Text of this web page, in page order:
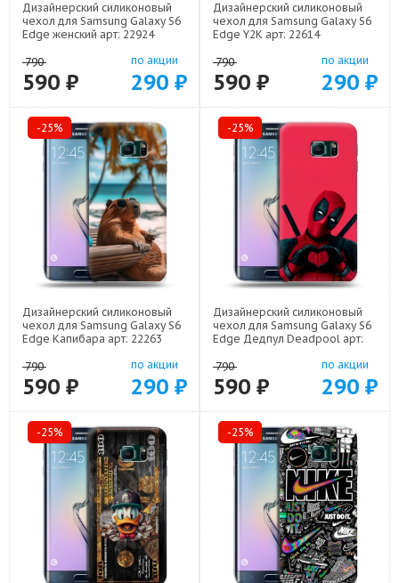
Дизайнерский силиконовый
чехол для Samsung Galaxy S6
Edge женский арт: 22924
790
590 ₽
по акции
290 ₽
Дизайнерский силиконовый
чехол для Samsung Galaxy S6
Edge Y2K арт: 22614
790
590 ₽
по акции
290 ₽
-25%
Дизайнерский силиконовый
чехол для Samsung Galaxy S6
Edge Капибара арт: 22263
790
590 ₽
по акции
290 ₽
-25%
Дизайнерский силиконовый
чехол для Samsung Galaxy S6
Edge Дедпул Deadpool арт:
790
590 ₽
по акции
290 ₽
-25% -25%